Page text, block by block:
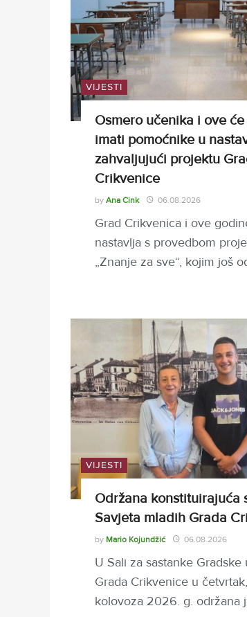
VIJESTI
Osmero učenika i ove
imati pomoćnike u
zahvaljujući projektu
Crikvenice
by Ana Cink 06.08.2026
Grad Crikvenica i ove
nastavlja s provedbom
„Znanje za sve“, kojim još
VIJESTI
Održana konstituirajuća
Savjeta mladih Grada
by Mario Kojundžić 06.08.2026
U Sali za sastanke Gradske
Grada Crikvenice u
kolovoza 2026. g. održana